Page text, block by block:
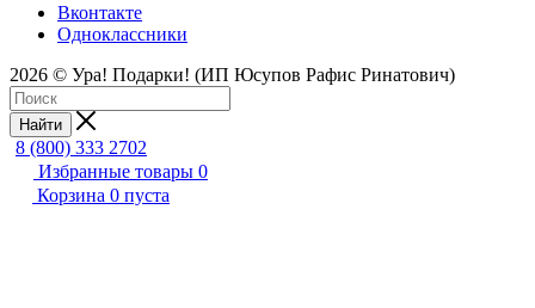
Вконтакте
Одноклассники
2026 © Ура! Подарки! (ИП Юсупов Рафис Ринатович)
Найти
8 (800) 333 2702
Избранные товары 0
Корзина 0 пуста